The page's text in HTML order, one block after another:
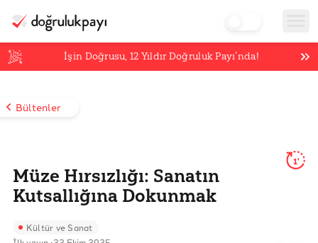
İşin Doğrusu,12 Yıldır Doğruluk Payı’nda!
Bültenler
Müze Hırsızlığı: Sanatın
Kutsallığına Dokunmak
1'
Kültür ve Sanat